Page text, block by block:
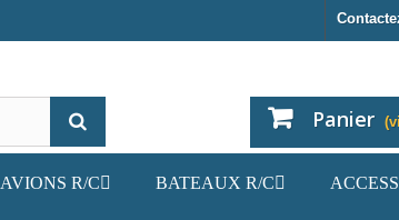
Panier
AVIONS R/C BATEAUX R/C